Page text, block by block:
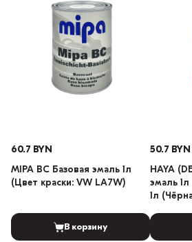
60.7 BYN
MIPA BC Базовая эмаль 1л
(Цвет краски: VW LA7W)
В корзину
50.7 BYN
HAYA
эмаль
1л